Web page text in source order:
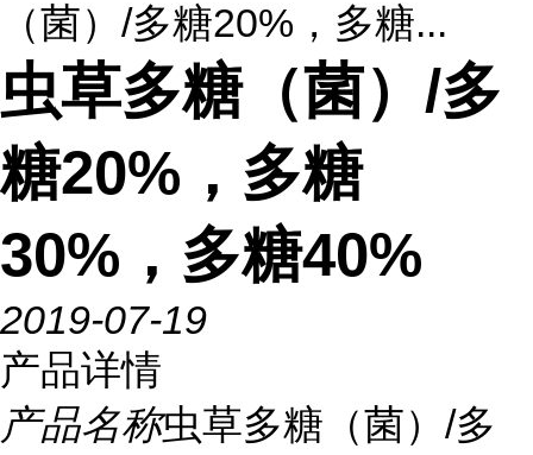
（菌）/多糖20%，多糖...
虫草多糖（菌）/多
糖20%，多糖
30%，多糖40%
2019-07-19
产品详情
产品名称虫草多糖（菌）/多